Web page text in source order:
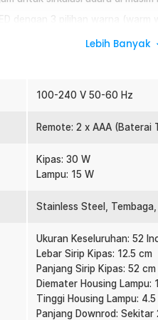
dengan 3 pilihan warna
mode, dan warna lampu
kipas angin ini sangat cocok
tambahan pada ruangan.
yang luas dan merata.
area yang lebih besar
keluarga, ruang kerja, hingga
lebih sejuk dan nyaman.
Lebih Banyak
100-240 V 50-60 Hz
Remote: 2 x AAA (Baterai
Kipas: 30 W
Lampu: 15 W
Stainless Steel,
Ukuran Keseluruhan: 52
Lebar Sirip Kipas: 12.5 cm
Panjang Sirip Kipas: 52 cm
Diemater Housing Lampu:
Tinggi Housing Lampu:
Panjang Downrod: Sekitar